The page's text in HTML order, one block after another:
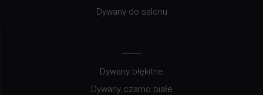
Dywany do salonu
Dywany błękitne
Dywany czarno białe